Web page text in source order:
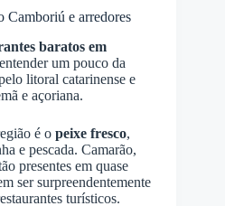
Camboriú e arredores
baratos em
um pouco da
litoral catarinense e
e açoriana.
é o peixe fresco,
e pescada. Camarão,
presentes em quase
ser surpreendentemente
turísticos.